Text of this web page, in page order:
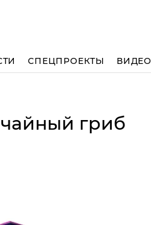
СПЕЦПРОЕКТЫ ВИДЕО
гриб